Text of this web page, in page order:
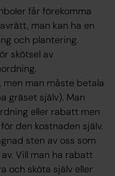
får förekomma
man kan ha en
och plantering.
skötsel av
man måste betala
gräset själv). Man
eller rabatt men
den kostnaden själv.
sten av oss som
Vill man ha rabatt
och sköta själv eller